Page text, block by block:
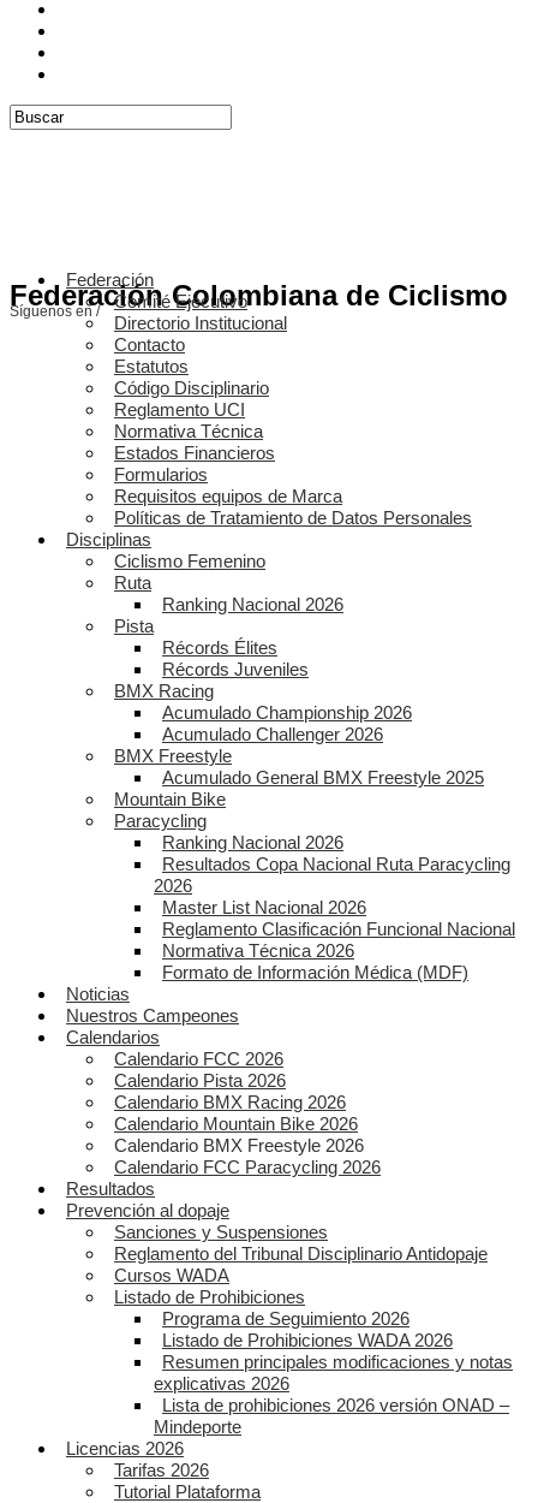
Federación Colombiana de Ciclismo
Síguenos en /
Federación
Comité Ejecutivo
Directorio Institucional
Contacto
Estatutos
Código Disciplinario
Reglamento UCI
Normativa Técnica
Estados Financieros
Formularios
Requisitos equipos de Marca
Políticas de Tratamiento de Datos Personales
Disciplinas
Ciclismo Femenino
Ruta
Ranking Nacional 2026
Pista
Récords Élites
Récords Juveniles
BMX Racing
Acumulado Championship 2026
Acumulado Challenger 2026
BMX Freestyle
Acumulado General BMX Freestyle 2025
Mountain Bike
Paracycling
Ranking Nacional 2026
Resultados Copa Nacional Ruta Paracycling
2026
Master List Nacional 2026
Reglamento Clasificación Funcional Nacional
Normativa Técnica 2026
Formato de Información Médica (MDF)
Noticias
Nuestros Campeones
Calendarios
Calendario FCC 2026
Calendario Pista 2026
Calendario BMX Racing 2026
Calendario Mountain Bike 2026
Calendario BMX Freestyle 2026
Calendario FCC Paracycling 2026
Resultados
Prevención al dopaje
Sanciones y Suspensiones
Reglamento del Tribunal Disciplinario Antidopaje
Cursos WADA
Listado de Prohibiciones
Programa de Seguimiento 2026
Listado de Prohibiciones WADA 2026
Resumen principales modificaciones y notas
explicativas 2026
Lista de prohibiciones 2026 versión ONAD –
Mindeporte
Licencias 2026
Tarifas 2026
Tutorial Plataforma